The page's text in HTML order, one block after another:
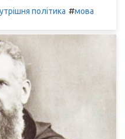
політика #мова